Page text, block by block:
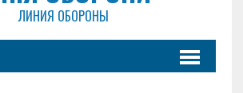
ЛИНИЯ ОБОРОНЫ